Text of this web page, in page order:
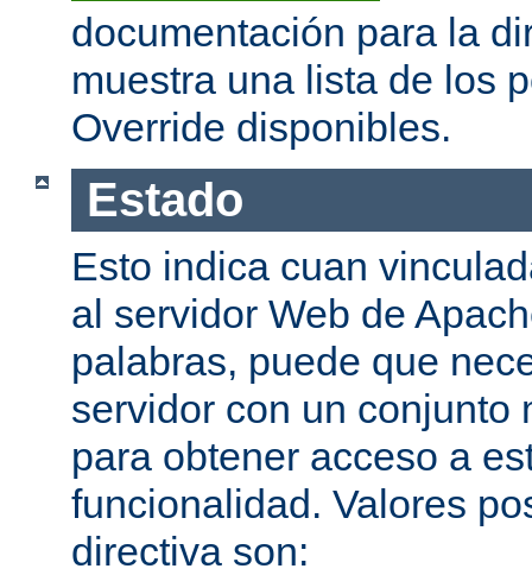
documentación para la
muestra una lista de los
Override disponibles.
Estado
Esto indica cuan
al servidor Web de
palabras, puede que
servidor con un conjunto
para obtener acceso a
funcionalidad. Valores
directiva son: